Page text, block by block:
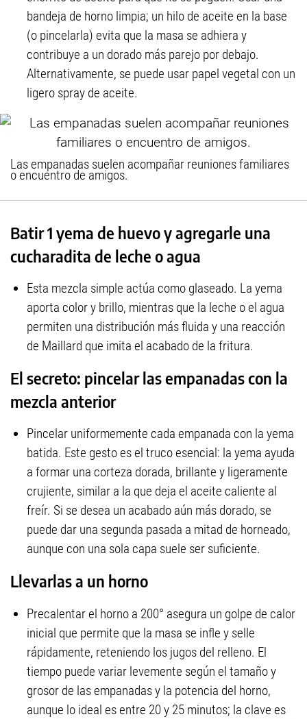
bandeja de horno limpia; un hilo de aceite en la base
(o pincelarla) evita que la masa se adhiera y
contribuye a un dorado más parejo por debajo.
Alternativamente, se puede usar papel vegetal con un
ligero spray de aceite.
Las empanadas suelen acompañar reuniones familiares
o encuentro de amigos.
Batir 1 yema de huevo y agregarle una
cucharadita de leche o agua
Esta mezcla simple actúa como glaseado. La yema
aporta color y brillo, mientras que la leche o el agua
permiten una distribución más fluida y una reacción
de Maillard que imita el acabado de la fritura.
El secreto: pincelar las empanadas con la
mezcla anterior
Pincelar uniformemente cada empanada con la yema
batida. Este gesto es el truco esencial: la yema ayuda
a formar una corteza dorada, brillante y ligeramente
crujiente, similar a la que deja el aceite caliente al
freír. Si se desea un acabado aún más dorado, se
puede dar una segunda pasada a mitad de horneado,
aunque con una sola capa suele ser suficiente.
Llevarlas a un horno
Precalentar el horno a 200° asegura un golpe de calor
inicial que permite que la masa se infle y selle
rápidamente, reteniendo los jugos del relleno. El
tiempo puede variar levemente según el tamaño y
grosor de las empanadas y la potencia del horno,
aunque lo ideal es entre 20 y 25 minutos; la clave es